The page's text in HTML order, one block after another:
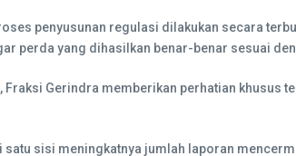
penyusunan regulasi dilakukan secara
perda yang dihasilkan benar-benar sesuai
Gerindra memberikan perhatian khusus
sisi meningkatnya jumlah laporan